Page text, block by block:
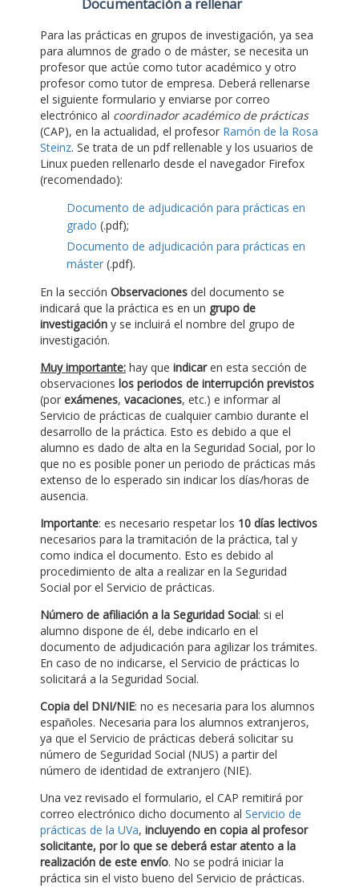
Documentación a rellenar
Para las prácticas en grupos de investigación, ya sea
para alumnos de grado o de máster, se necesita un
profesor que actúe como tutor académico y otro
profesor como tutor de empresa. Deberá rellenarse
el siguiente formulario y enviarse por correo
electrónico al coordinador académico de prácticas
(CAP), en la actualidad, el profesor Ramón de la Rosa
Steinz. Se trata de un pdf rellenable y los usuarios de
Linux pueden rellenarlo desde el navegador Firefox
(recomendado):
Documento de adjudicación para prácticas en
grado (.pdf);
Documento de adjudicación para prácticas en
máster (.pdf).
En la sección Observaciones del documento se
indicará que la práctica es en un grupo de
investigación y se incluirá el nombre del grupo de
investigación.
Muy importante: hay que indicaren esta sección de
observaciones los periodos de interrupción previstos
(por exámenes, vacaciones, etc.) e informar al
Servicio de prácticas de cualquier cambio durante el
desarrollo de la práctica. Esto es debido a que el
alumno es dado de alta en la Seguridad Social, por lo
que no es posible poner un periodo de prácticas más
extenso de lo esperado sin indicar los días/horas de
ausencia.
Importante: es necesario respetar los 10 días lectivos
necesarios para la tramitación de la práctica, tal y
como indica el documento. Esto es debido al
procedimiento de alta a realizar en la Seguridad
Social por el Servicio de prácticas.
Número de afiliación a la Seguridad Social: si el
alumno dispone de él, debe indicarlo en el
documento de adjudicación para agilizar los trámites.
En caso de no indicarse, el Servicio de prácticas lo
solicitará a la Seguridad Social.
Copia del DNI/NIE: no es necesaria para los alumnos
españoles. Necesaria para los alumnos extranjeros,
ya que el Servicio de prácticas deberá solicitar su
número de Seguridad Social (NUS) a partir del
número de identidad de extranjero (NIE).
Una vez revisado el formulario, el CAP remitirá por
correo electrónico dicho documento al Servicio de
prácticas de la UVa, incluyendo en copia al profesor
solicitante, por lo que se deberá estar atento a la
realización de este envío. No se podrá iniciar la
práctica sin el visto bueno del Servicio de prácticas.